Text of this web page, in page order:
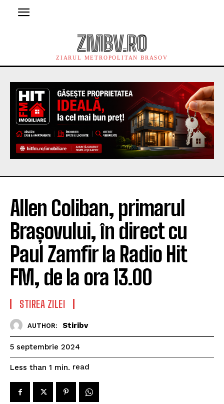
ZMBV.RO
ZIARUL METROPOLITAN BRASOV
Allen Coliban, primarul
Brașovului, în direct cu
Paul Zamfir la Radio Hit
FM, de la ora 13.00
STIREA ZILEI
AUTHOR: Stiribv
5 septembrie 2024
Less than 1 min. read